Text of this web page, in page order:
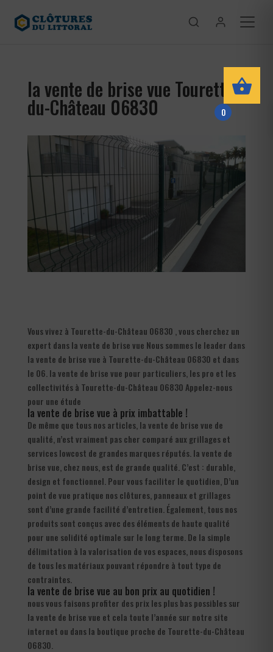
la vente de brise vue Tourette-
du-Château 06830
Vous vivez à Tourette-du-Château 06830 , vous cherchez un
expert dans la vente de brise vue Nous sommes le leader dans
la vente de brise vue à Tourette-du-Château 06830 et dans
le 06. la vente de brise vue pour particuliers, les pro et les
collectivités à Tourette-du-Château 06830 Appelez-nous
pour une étude
la vente de brise vue à prix imbattable !
De même que tous nos articles, la vente de brise vue de
qualité, n’est vraiment pas cher comparé aux grillages et
services lowcost de grandes marques réputés. la vente de
brise vue, chez nous, est de grande qualité. C’est : durable,
design et fonctionnel. Pour vous faciliter le quotidien, D’un
point de vue pratique nos clôtures, panneaux et grillages
sont d’une grande facilité d’entretien. Également, tous nos
produits sont conçus avec des éléments de haute qualité
pour une solidité optimale sur le long terme. De la simple
délimitation à la valorisation de vos espaces, nous disposons
de tous les matériaux pouvant répondre à tout type de
contraintes.
la vente de brise vue au bon prix au quotidien !
nous vous faisons profiter des prix les plus bas possibles sur
la vente de brise vue et cela toute l’année sur notre site
internet ou dans la boutique proche de Tourette-du-Château
06830.
0